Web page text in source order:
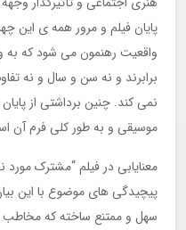
پایان فیلم و مرور همه ی این
واقعیت رهنمون می شود که به
برابرند و نه سن و سال و نه
نمی کند. چنین برداشتی از
موسیقی و به طور کلی فرم آن
معنایابی در فیلم “مشترک
پیچیدگی های موضوع با این
سهل و ممتنع ساخته که